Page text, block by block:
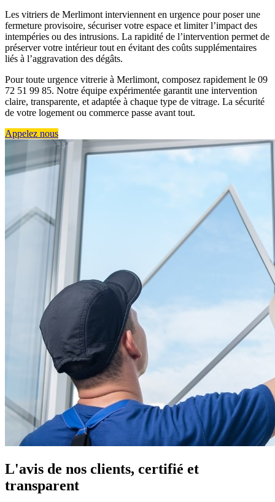
Les vitriers de Merlimont interviennent en urgence pour poser une
fermeture provisoire, sécuriser votre espace et limiter l’impact des
intempéries ou des intrusions. La rapidité de l’intervention permet de
préserver votre intérieur tout en évitant des coûts supplémentaires
liés à l’aggravation des dégâts.
Pour toute urgence vitrerie à Merlimont, composez rapidement le 09
72 51 99 85. Notre équipe expérimentée garantit une intervention
claire, transparente, et adaptée à chaque type de vitrage. La sécurité
de votre logement ou commerce passe avant tout.
Appelez nous
L'avis de nos clients, certifié et
transparent